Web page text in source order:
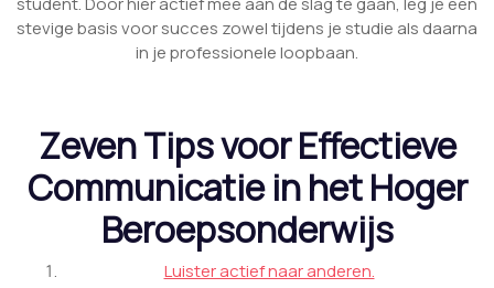
stevige basis voor succes zowel tijdens je studie als daarna
in je professionele loopbaan.
Zeven Tips voor Effectieve
Communicatie in het Hoger
Beroepsonderwijs
Luister actief naar anderen.